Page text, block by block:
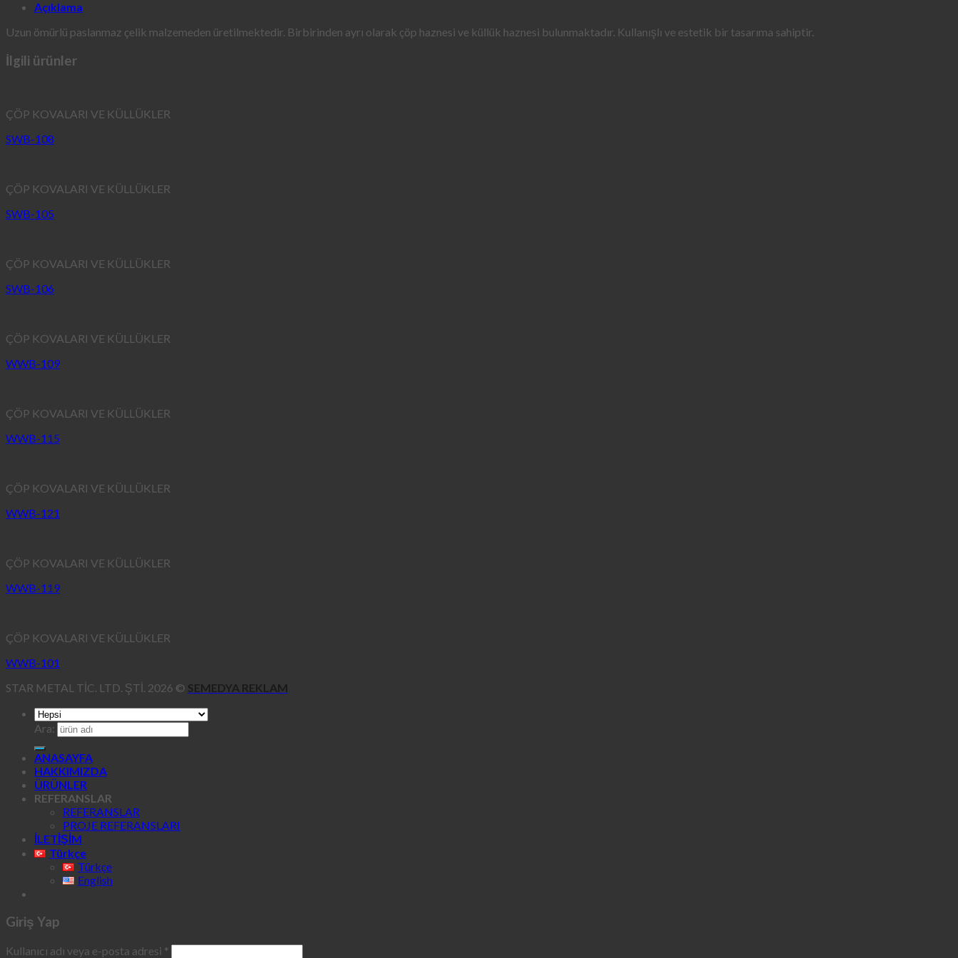
Açıklama
Uzun ömürlü paslanmaz çelik malzemeden üretilmektedir. Birbirinden ayrı olarak çöp haznesi ve küllük haznesi bulunmaktadır. Kullanışlı ve estetik bir tasarıma sahiptir.
İlgili ürünler
ÇÖP KOVALARI VE KÜLLÜKLER
SWB-108
ÇÖP KOVALARI VE KÜLLÜKLER
SWB-105
ÇÖP KOVALARI VE KÜLLÜKLER
SWB-106
ÇÖP KOVALARI VE KÜLLÜKLER
WWB-109
ÇÖP KOVALARI VE KÜLLÜKLER
WWB-115
ÇÖP KOVALARI VE KÜLLÜKLER
WWB-121
ÇÖP KOVALARI VE KÜLLÜKLER
WWB-119
ÇÖP KOVALARI VE KÜLLÜKLER
WWB-101
STAR METAL TİC. LTD. ŞTİ. 2026 © SEMEDYA REKLAM
Ara:
ANASAYFA
HAKKIMIZDA
ÜRÜNLER
REFERANSLAR
REFERANSLAR
PROJE REFERANSLARI
İLETİŞİM
Türkçe
Türkçe
English
Giriş Yap
Kullanıcı adı veya e-posta adresi *